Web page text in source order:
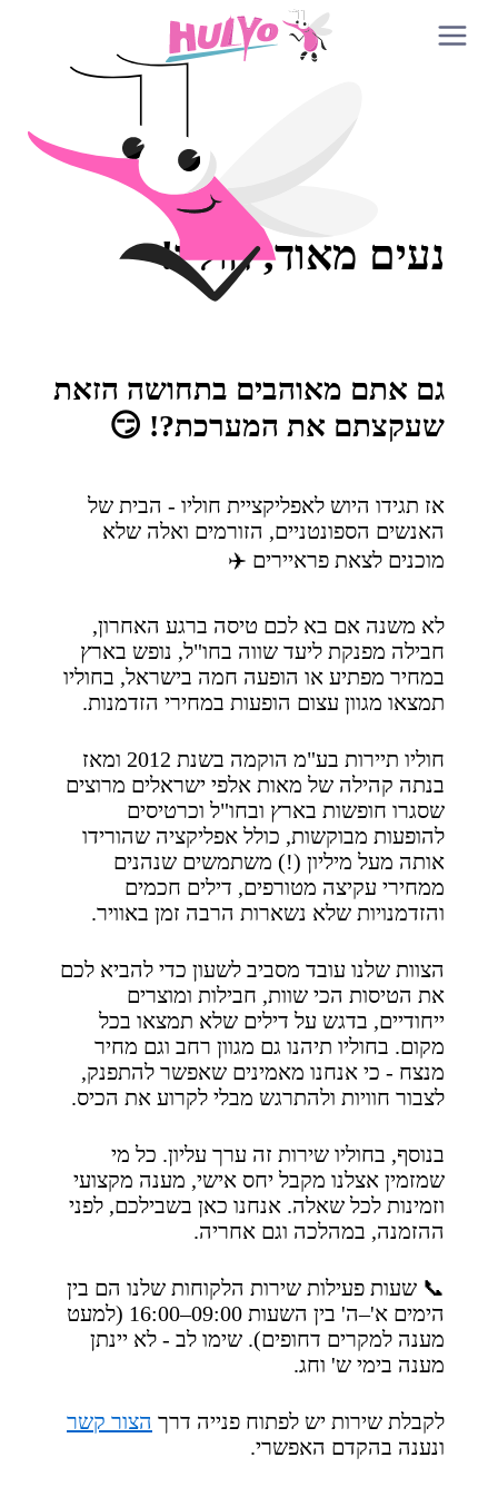
נעים מאוד, חוליו!
גם אתם מאוהבים בתחושה הזאת
שעקצתם את המערכת?! 😏
אז תגידו היוש לאפליקציית חוליו - הבית של
האנשים הספונטניים, הזורמים ואלה שלא
מוכנים לצאת פראיירים ✈️
לא משנה אם בא לכם טיסה ברגע האחרון,
חבילה מפנקת ליעד שווה בחו"ל, נופש בארץ
במחיר מפתיע או הופעה חמה בישראל, בחוליו
תמצאו מגוון עצום הופעות במחירי הזדמנות.
חוליו תיירות בע"מ הוקמה בשנת 2012 ומאז
בנתה קהילה של מאות אלפי ישראלים מרוצים
שסגרו חופשות בארץ ובחו"ל וכרטיסים
להופעות מבוקשות, כולל אפליקציה שהורידו
אותה מעל מיליון (!) משתמשים שנהנים
ממחירי עקיצה מטורפים, דילים חכמים
והזדמנויות שלא נשארות הרבה זמן באוויר.
הצוות שלנו עובד מסביב לשעון כדי להביא לכם
את הטיסות הכי שוות, חבילות ומוצרים
ייחודיים, בדגש על דילים שלא תמצאו בכל
מקום. בחוליו תיהנו גם מגוון רחב וגם מחיר
מנצח - כי אנחנו מאמינים שאפשר להתפנק,
לצבור חוויות ולהתרגש מבלי לקרוע את הכיס.
בנוסף, בחוליו שירות זה ערך עליון. כל מי
שמזמין אצלנו מקבל יחס אישי, מענה מקצועי
וזמינות לכל שאלה. אנחנו כאן בשבילכם, לפני
ההזמנה, במהלכה וגם אחריה.
📞 שעות פעילות שירות הלקוחות שלנו הם בין
הימים א'–ה' בין השעות 09:00–16:00 (למעט
מענה למקרים דחופים). שימו לב - לא יינתן
מענה בימי ש' וחג.
לקבלת שירות יש לפתוח פנייה דרך הצור קשר
ונענה בהקדם האפשרי.